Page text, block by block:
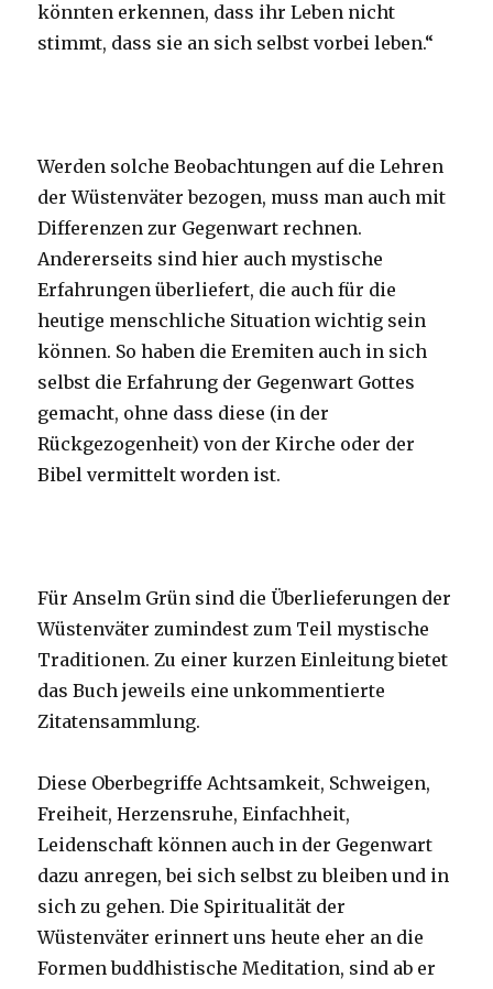
könnten erkennen, dass ihr Leben nicht
stimmt, dass sie an sich selbst vorbei leben.“
Werden solche Beobachtungen auf die Lehren
der Wüstenväter bezogen, muss man auch mit
Differenzen zur Gegenwart rechnen.
Andererseits sind hier auch mystische
Erfahrungen überliefert, die auch für die
heutige menschliche Situation wichtig sein
können. So haben die Eremiten auch in sich
selbst die Erfahrung der Gegenwart Gottes
gemacht, ohne dass diese (in der
Rückgezogenheit) von der Kirche oder der
Bibel vermittelt worden ist.
Für Anselm Grün sind die Überlieferungen der
Wüstenväter zumindest zum Teil mystische
Traditionen. Zu einer kurzen Einleitung bietet
das Buch jeweils eine unkommentierte
Zitatensammlung.
Diese Oberbegriffe Achtsamkeit, Schweigen,
Freiheit, Herzensruhe, Einfachheit,
Leidenschaft können auch in der Gegenwart
dazu anregen, bei sich selbst zu bleiben und in
sich zu gehen. Die Spiritualität der
Wüstenväter erinnert uns heute eher an die
Formen buddhistische Meditation, sind ab er